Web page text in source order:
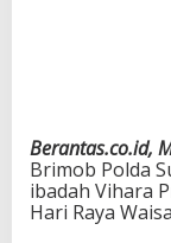
Berantas.co.id,
Brimob Polda
ibadah Vihara
Hari Raya